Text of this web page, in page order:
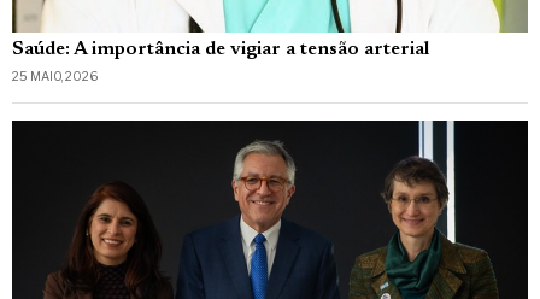
Saúde: A importância de vigiar a tensão arterial
25 MAIO, 2026